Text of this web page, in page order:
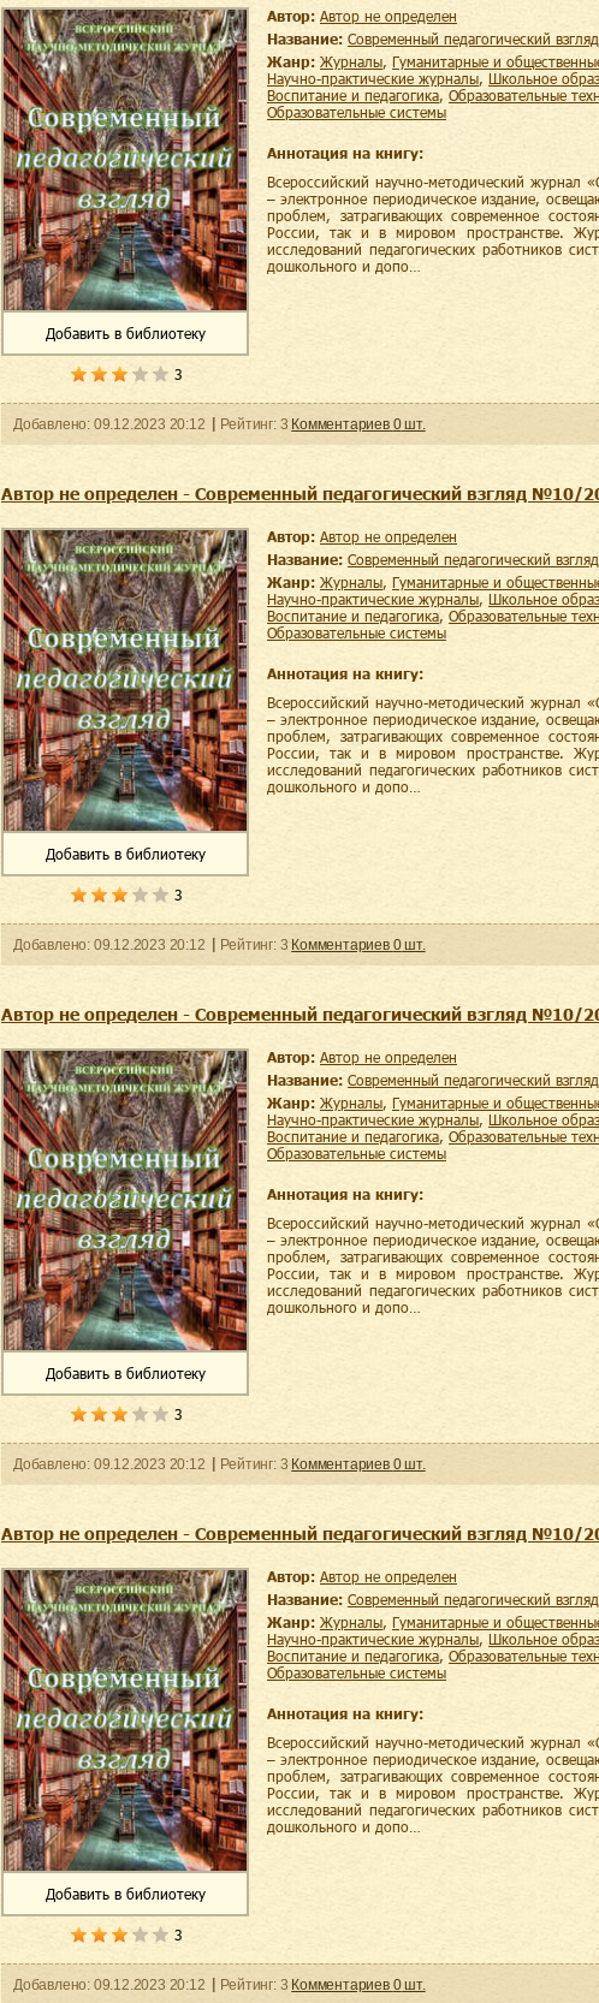
Добавить в библиотеку
3
Автор:
Автор не определен
Название:
Современный педагогический
Жанр:
журналы, гуманитарные и
научно-практические журналы, школьное
воспитание и педагогика, образовательные
образовательные системы
Аннотация на книгу:
Всероссийский научно-методический журнал
– электронное периодическое издание,
проблем, затрагивающих современное
России, так и в мировом пространстве.
исследований педагогических работников
дошкольного и допо…
Добавленo: 09.12.2023 20:12 Рейтинг: 3 Комментариев 0шт.
Автор не определен - Современный педагогический взгляд №10/
Добавить в библиотеку
3
Автор:
Автор не определен
Название:
Современный педагогический
Жанр:
журналы, гуманитарные и
научно-практические журналы, школьное
воспитание и педагогика, образовательные
образовательные системы
Аннотация на книгу:
Всероссийский научно-методический журнал
– электронное периодическое издание,
проблем, затрагивающих современное
России, так и в мировом пространстве.
исследований педагогических работников
дошкольного и допо…
Добавленo: 09.12.2023 20:12 Рейтинг: 3 Комментариев 0шт.
Автор не определен - Современный педагогический взгляд №10/
Добавить в библиотеку
3
Автор:
Автор не определен
Название:
Современный педагогический
Жанр:
журналы гуманитарные и
научно-практические журналы
школьное
воспитание и педагогика
образовательные
образовательные системы
Аннотация на книгу:
Всероссийский научно-методический журнал
– электронное периодическое издание,
проблем, затрагивающих современное
России, так и в мировом пространстве.
исследований педагогических работников
дошкольного и допо…
Добавленo: 09.12.2023 20:12 Рейтинг: 3 Комментариев 0шт.
Автор не определен - Современный педагогический взгляд №10/
Добавить в библиотеку
3
Автор:
Автор не определен
Название:
Современный педагогический
Жанр:
журналы, гуманитарные и
научно-практические журналы, школьное
воспитание и педагогика, образовательные
образовательные системы
Аннотация на книгу:
Всероссийский научно-методический журнал
– электронное периодическое издание,
проблем, затрагивающих современное
России, так и в мировом пространстве.
исследований педагогических работников
дошкольного и допо…
Добавленo: 09.12.2023 20:12 Рейтинг: 3 Комментариев 0шт.